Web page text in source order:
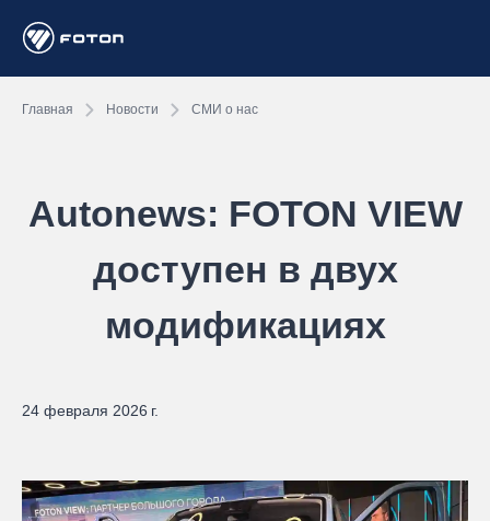
Главная Новости СМИ о нас
Autonews: FOTON VIEW
доступен в двух
модификациях
24 февраля 2026 г.